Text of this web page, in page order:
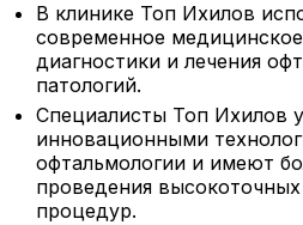
В клинике Топ Ихилов
современное
диагностики и лечения
патологий.
Специалисты Топ Ихилов
инновационными
офтальмологии и имеют
проведения высокоточных
процедур.